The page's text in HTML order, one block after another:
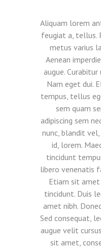
Aliquam lorem
feugiat a, tellus.
metus varius
Aenean
augue.
Nam eget dui.
tempus, tellus
sem quam
adipiscing sem
nunc, blandit
id, lorem.
tincidunt
libero venenatis
Etiam sit
tincidunt. Duis
amet nibh.
Sed consequat,
augue velit
sit amet,